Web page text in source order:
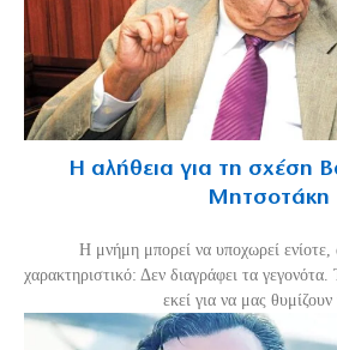
Η αλήθεια για τη σχέση
Μητσοτάκη
H μνήμη μπορεί να υποχωρεί ενίοτε,
χαρακτηριστικό: Δεν διαγράφει τα γεγονότα.
εκεί για να μας θυμίζουν